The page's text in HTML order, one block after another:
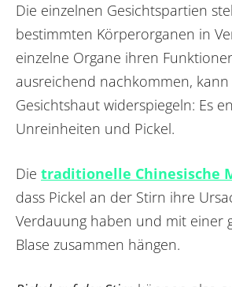
Die einzelnen Gesichtspartien
bestimmten Körperorganen in
einzelne Organe ihren
ausreichend nachkommen,
Gesichtshaut widerspiegeln: Es
Unreinheiten und Pickel.
Die traditionelle Chinesische
dass Pickel an der Stirn ihre
Verdauung haben und mit einer
Blase zusammen hängen.